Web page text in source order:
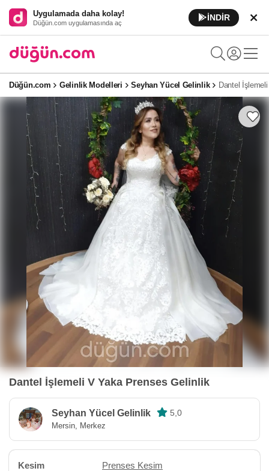
Uygulamada daha kolay!
Düğün.com uygulamasında aç
İNDİR
Düğün.com Gelinlik Modelleri Seyhan Yücel Gelinlik Dantel
Dantel İşlemeli V Yaka Prenses Gelinlik
Seyhan Yücel Gelinlik 5,0
Mersin, Merkez
Kesim Prenses Kesim